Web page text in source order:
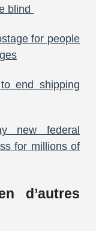
blind
for people
end shipping
new federal
for millions of
d’autres